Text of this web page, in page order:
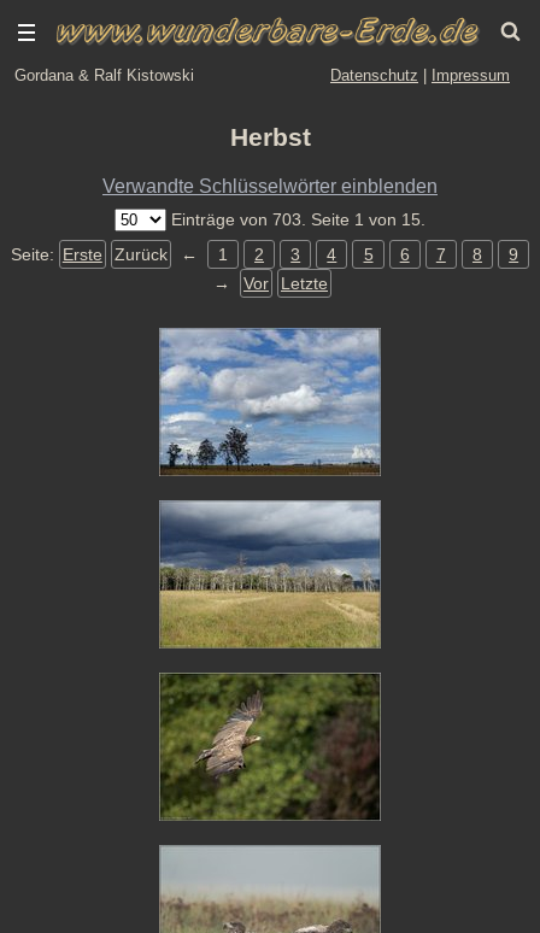
Gordana & Ralf Kistowski Datenschutz Impressum
Herbst
Verwandte Schlüsselwörter einblenden
Einträge von 703. Seite 1 von 15.
Seite: Erste Zurück ← 1 2 3 4 5 6 7 8
9
→
Vor Letzte